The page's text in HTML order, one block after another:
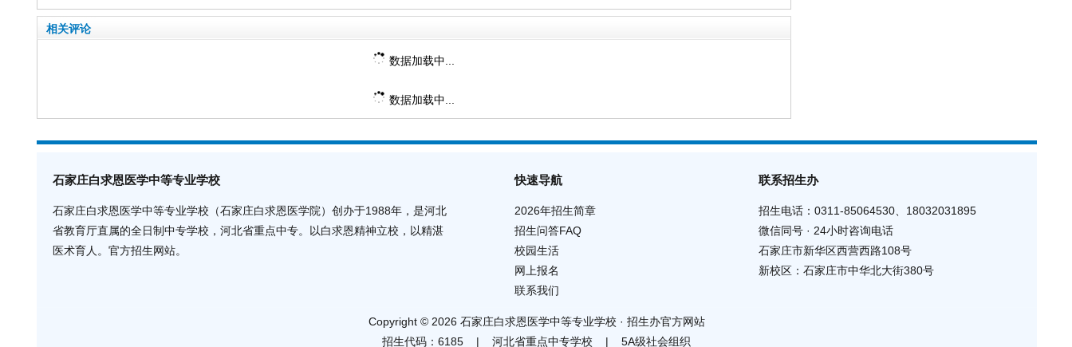
相关评论
数据加载中...
数据加载中...
石家庄白求恩医学中等专业学校
石家庄白求恩医学中等专业学校（石家庄白求恩医学院）创办于1988年，是河北
省教育厅直属的全日制中专学校，河北省重点中专。以白求恩精神立校，以精湛
医术育人。官方招生网站。
快速导航
2026年招生简章
招生问答FAQ
校园生活
网上报名
联系我们
联系招生办
招生电话：0311-85064530、18032031895
微信同号 · 24小时咨询电话
石家庄市新华区西营西路108号
新校区：石家庄市中华北大街380号
Copyright © 2026 石家庄白求恩医学中等专业学校 · 招生办官方网站
招生代码：6185
| 河北省重点中专学校 | 5A级社会组织